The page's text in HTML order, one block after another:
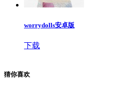
worrydolls安卓版
下载
猜你喜欢